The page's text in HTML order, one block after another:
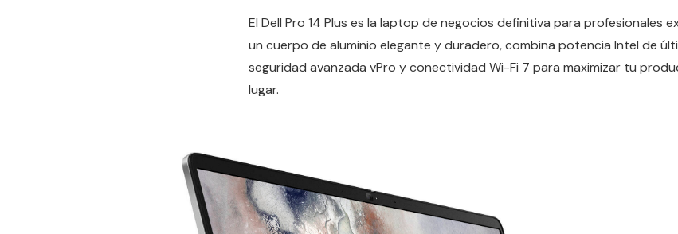
El Dell Pro 14 Plus es la laptop de negocios definitiva para profesionales
un cuerpo de aluminio elegante y duradero, combina potencia Intel de
seguridad avanzada vPro y conectividad Wi-Fi 7 para maximizar tu
lugar.